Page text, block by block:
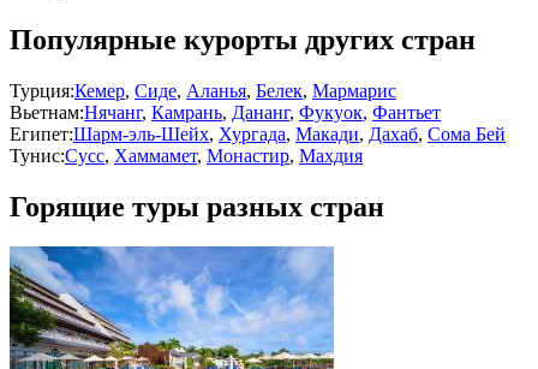
Популярные курорты других стран
Турция:Кемер, Сиде, Аланья, Белек, Мармарис
Вьетнам:Нячанг, Камрань, Дананг, Фукуок, Фантьет
Египет:Шарм-эль-Шейх, Хургада, Макади, Дахаб, Сома Бей
Тунис:Сусс, Хаммамет, Монастир, Махдия
Горящие туры разных стран